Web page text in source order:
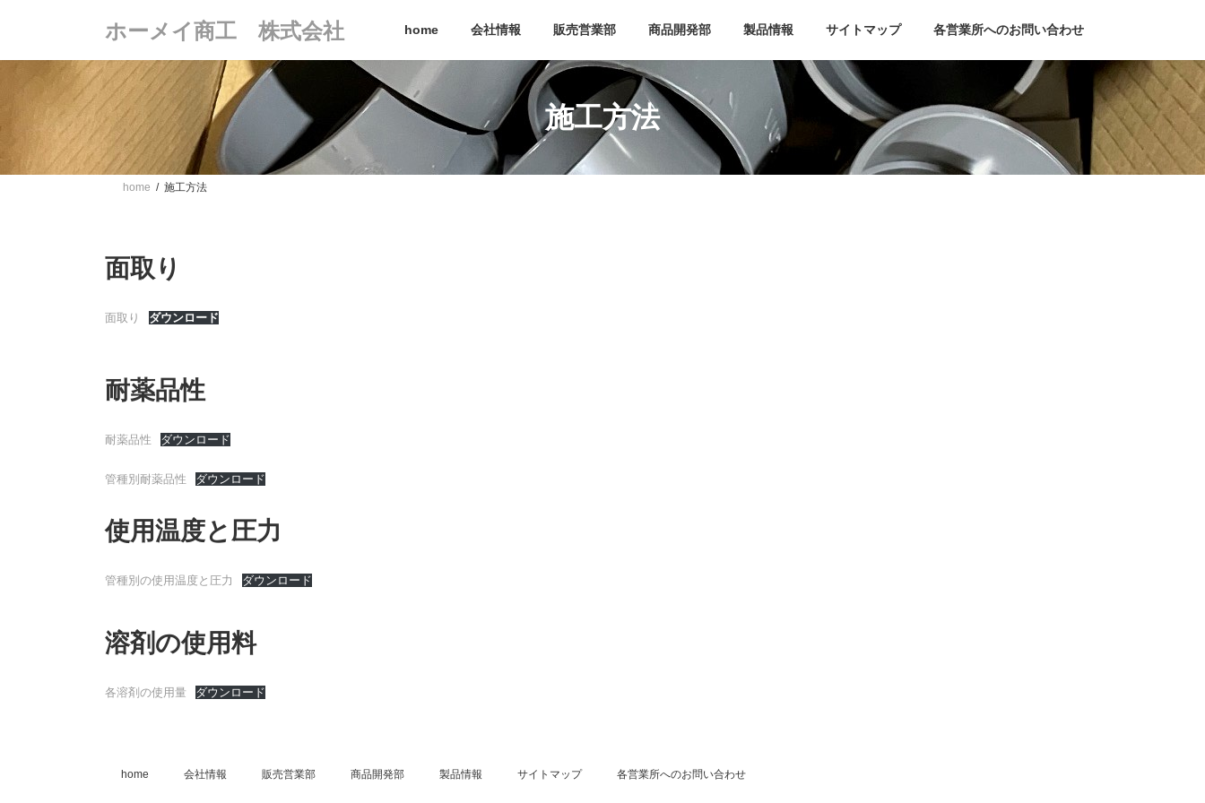
ン
ッ
プ
ー
移
動
ホーメイ商工 株式会社 home 会社情報 販売営業部 商品開発部 製品情報 サイトマップ 各営業所へのお問い合わせ
施工方法
home 施工方法
面取り
面取り ダウンロード
耐薬品性
耐薬品性 ダウンロード
管種別耐薬品性 ダウンロード
使用温度と圧力
管種別の使用温度と圧力 ダウンロード
溶剤の使用料
各溶剤の使用量 ダウンロード
home 会社情報 販売営業部 商品開発部 製品情報 サイトマップ 各営業所へのお問い合わせ